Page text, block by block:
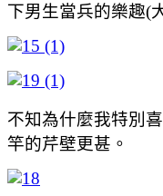
下男生當兵的樂趣(
不知為什麼我特別
竿的芹壁更甚。